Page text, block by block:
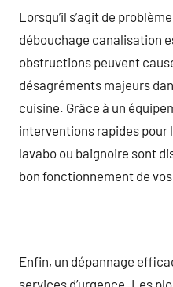
Lorsqu’il s’agit de
débouchage canalisation
obstructions peuvent
désagréments majeurs
cuisine. Grâce à un
interventions rapides pour
lavabo ou baignoire sont
bon fonctionnement de
Enfin, un dépannage
services d’urgence. Les